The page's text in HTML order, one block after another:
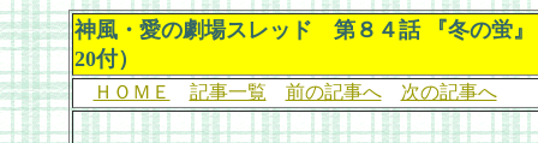
神風・愛の劇場スレッド 第８４話 『冬の蛍』
20付）
ＨＯＭＥ 記事一覧 前の記事へ 次の記事へ